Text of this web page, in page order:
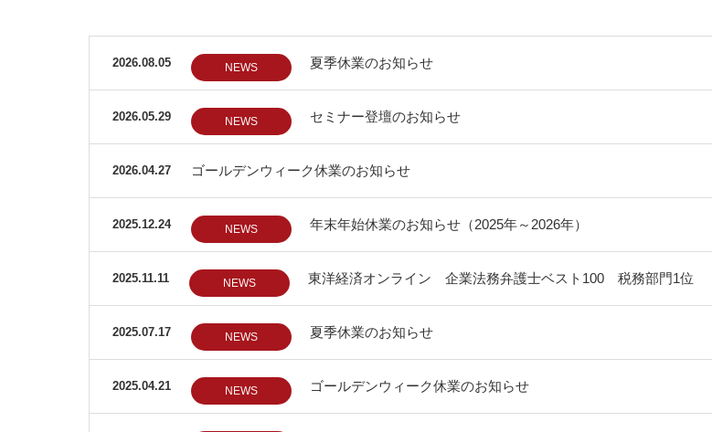
2026.08.05 NEWS 夏季休業のお知らせ
2026.05.29 NEWS セミナー登壇のお知らせ
2026.04.27 ゴールデンウィーク休業のお知らせ
2025.12.24 NEWS 年末年始休業のお知らせ（2025年～2026年）
2025.11.11 NEWS 東洋経済オンライン 企業法務弁護士ベスト100 税務部門1位
2025.07.17 NEWS 夏季休業のお知らせ
2025.04.21 NEWS ゴールデンウィーク休業のお知らせ